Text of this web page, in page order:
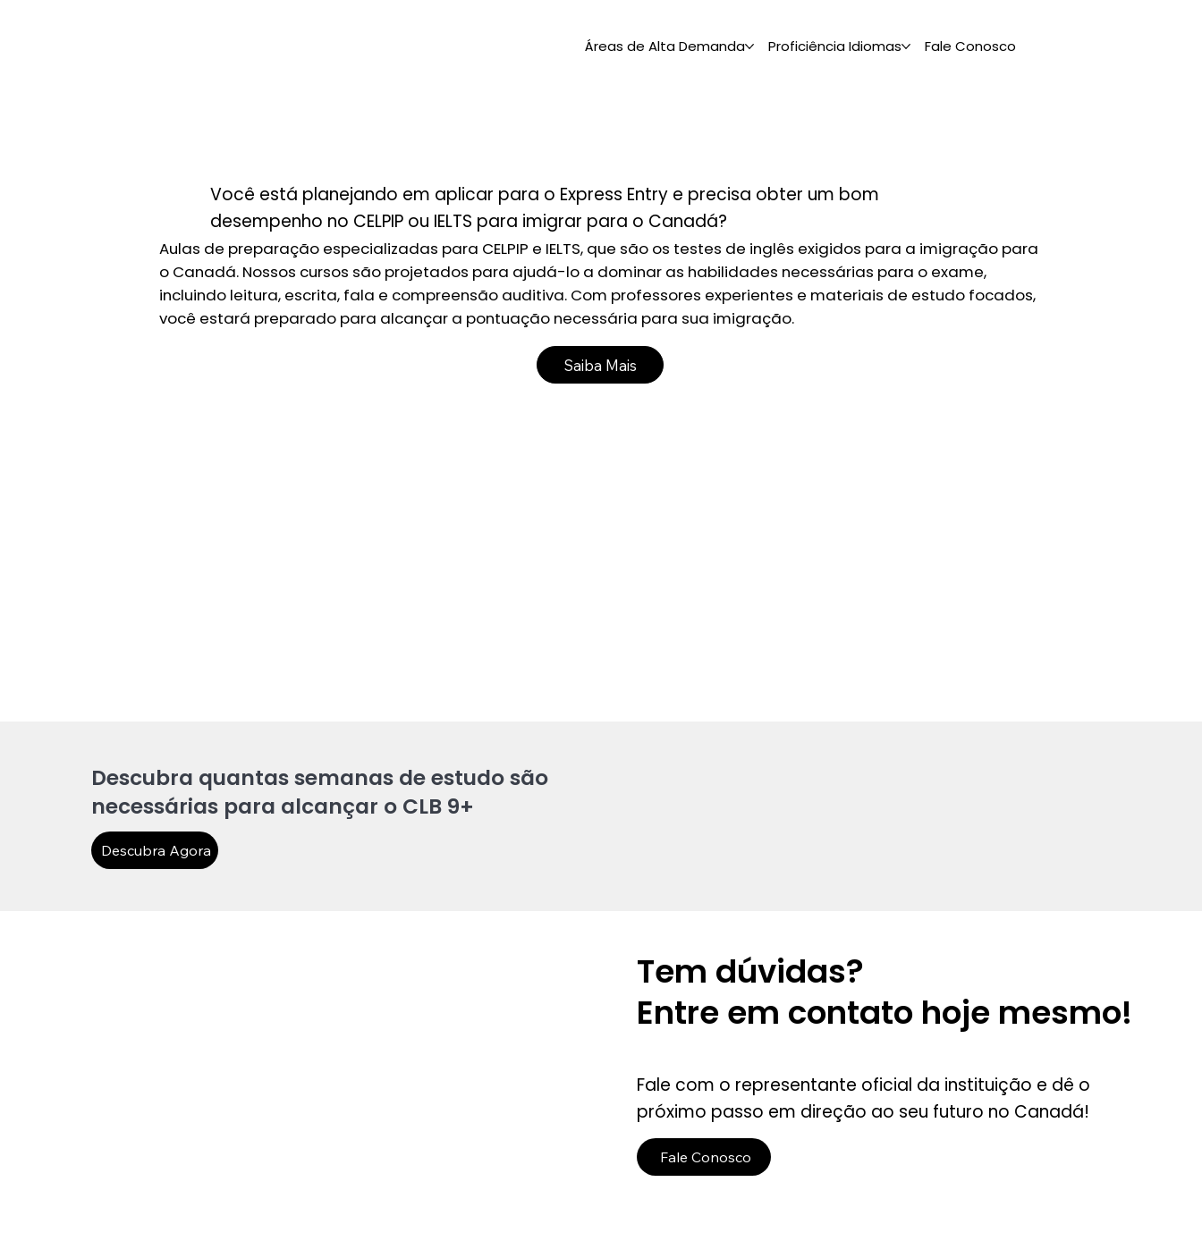
Áreas de Alta Demanda Proficiência Idiomas Fale Conosco
Você está planejando em aplicar para o Express Entry e precisa obter um bom
desempenho no CELPIP ou IELTS para imigrar para o Canadá?
Aulas de preparação especializadas para CELPIP e IELTS, que são os testes de inglês exigidos para a imigração para
o Canadá. Nossos cursos são projetados para ajudá-lo a dominar as habilidades necessárias para o exame,
incluindo leitura, escrita, fala e compreensão auditiva. Com professores experientes e materiais de estudo focados,
você estará preparado para alcançar a pontuação necessária para sua imigração.
Saiba Mais
Descubra quantas semanas de estudo são
necessárias para alcançar o CLB 9+
Descubra Agora
Tem dúvidas?
Entre em contato hoje mesmo!
Fale com o representante oficial da instituição e dê o
próximo passo em direção ao seu futuro no Canadá!
Fale Conosco